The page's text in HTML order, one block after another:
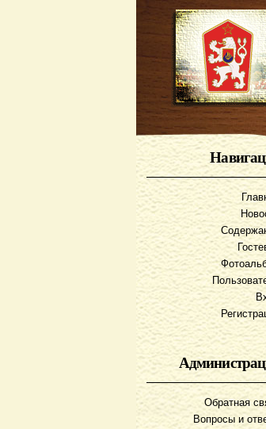
Обратная
Вопросы и